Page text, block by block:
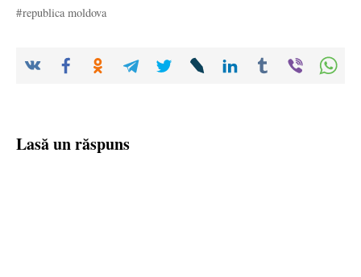
republica moldova
Lasă un răspuns